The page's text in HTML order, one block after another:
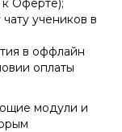
Оферте);
учеников в
в оффлайн
оплаты
модули и